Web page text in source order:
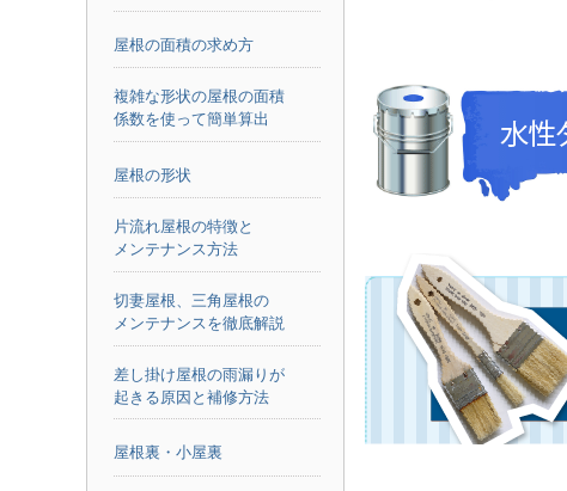
屋根の面積の求め方
複雑な形状の屋根の面積
係数を使って簡単算出
屋根の形状
片流れ屋根の特徴と
メンテナンス方法
切妻屋根、三角屋根の
メンテナンスを徹底解説
差し掛け屋根の雨漏りが
起きる原因と補修方法
屋根裏・小屋裏